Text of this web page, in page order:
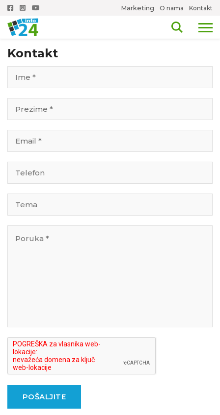
Marketing O nama Kontakt
Kontakt
POŠALJITE